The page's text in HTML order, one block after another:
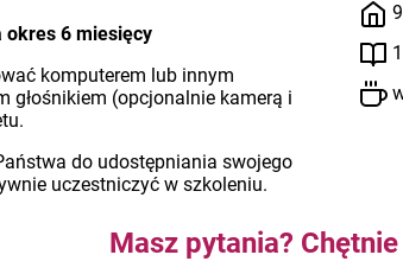
okres 6 miesięcy
komputerem lub innym
głośnikiem (opcjonalnie kamerą i
do udostępniania swojego
uczestniczyć w szkoleniu.
Masz pytania?